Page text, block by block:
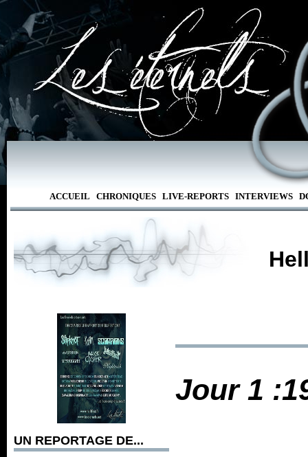
ACCUEIL CHRONIQUES LIVE-REPORTS INTERVIEWS
UN REPORTAGE DE...
Jour 1